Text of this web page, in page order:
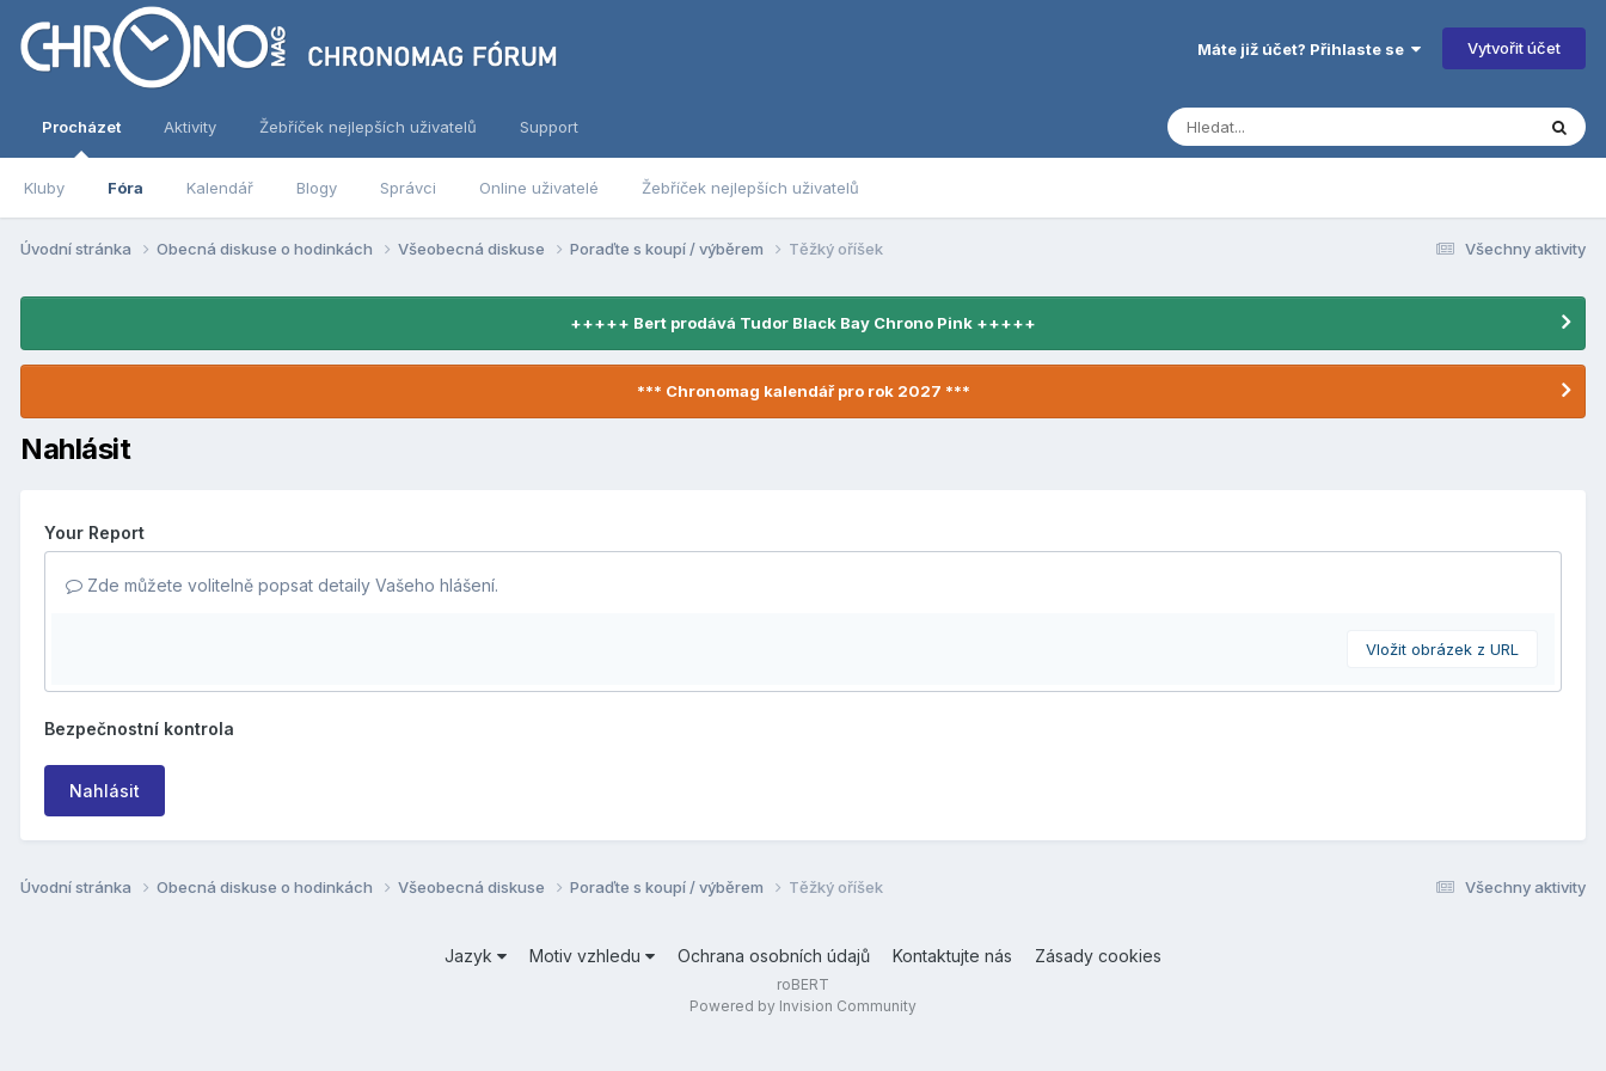
Máte již účet? Přihlaste se Vytvořit účet
Procházet
Kluby Fóra Kalendář Blogy Správci Online uživatelé Žebříček nejlepších uživatelů
Aktivity Žebříček nejlepších uživatelů Support
Všechny aktivity
Úvodní stránka Obecná diskuse o hodinkách Všeobecná diskuse Poraďte s koupí / výběrem Těžký oříšek
+++++ Bert prodává Tudor Black Bay Chrono Pink +++++
*** Chronomag kalendář pro rok 2027 ***
Nahlásit
Your Report
Zde můžete volitelně popsat detaily Vašeho hlášení.
Vložit obrázek z URL
Bezpečnostní kontrola
Nahlásit
Všechny aktivity
Úvodní stránka Obecná diskuse o hodinkách Všeobecná diskuse Poraďte s koupí / výběrem Těžký oříšek
Jazyk Motiv vzhledu Ochrana osobních údajů Kontaktujte nás Zásady cookies
roBERT
Powered by Invision Community